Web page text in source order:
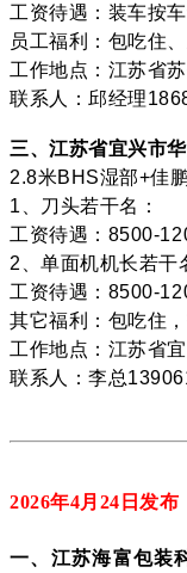
工资待遇：装车按
员工福利：包吃住
工作地点：江苏省
联系人：邱经理
三、江苏省宜兴市
2.8米BHS湿部+佳
1、刀头若干名：
工资待遇：8500-
2、单面机机长若干
工资待遇：8500-
其它福利：包吃住
工作地点：江苏省
联系人：李总
2026年4月24 日发布
一、江苏海富包装